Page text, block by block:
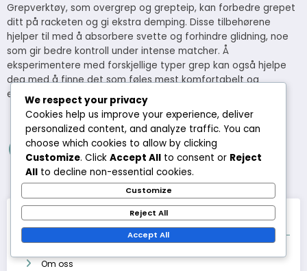
Grepverktøy, som overgrep og grepteip, kan forbedre grepet
ditt på racketen og gi ekstra demping. Disse tilbehørene
hjelper til med å absorbere svette og forhindre glidning, noe
som gir bedre kontroll under intense matcher. Å
eksperimentere med forskjellige typer grep kan også hjelpe
deg med å finne det som føles mest komfortabelt og
effektivt for din spillestil.
Read more
Posts
pagination
2
Lenker
Om oss
We respect your privacy
Cookies help us improve your experience, deliver
personalized content, and analyze traffic. You can
choose which cookies to allow by clicking
Customize. Click Accept All to consent or Reject
All to decline non-essential cookies.
Customize
Reject All
Accept All